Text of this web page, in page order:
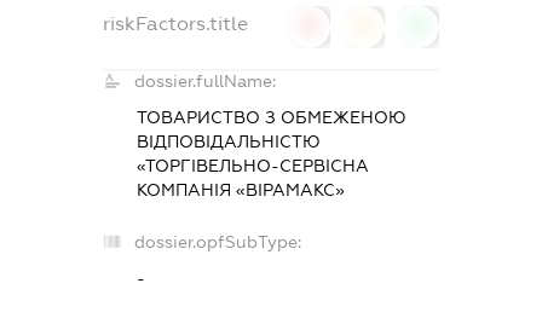
riskFactors.title
dossier.fullName:
ТОВАРИСТВО З ОБМЕЖЕНОЮ
ВІДПОВІДАЛЬНІСТЮ
«ТОРГІВЕЛЬНО-СЕРВІСНА
КОМПАНІЯ «ВІРАМАКС»
dossier.opfSubType:
-